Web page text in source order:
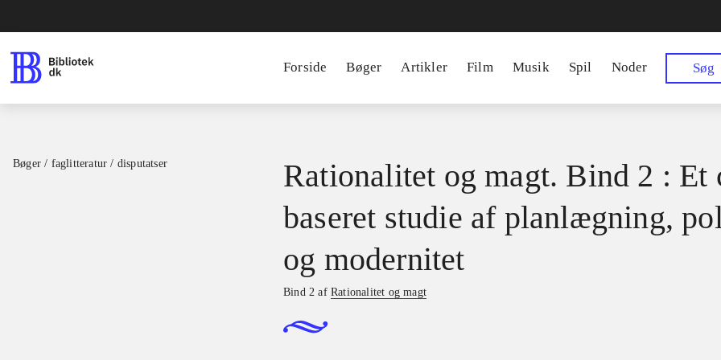
Forside Bøger Artikler Film Musik Spil Noder Søg
Bøger / faglitteratur / disputatser
Rationalitet og magt. Bind 2 : Et
baseret studie af planlægning,
og modernitet
Bind 2 afRationalitet og magt